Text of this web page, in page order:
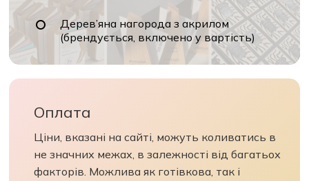
Дерев’яна нагорода з акрилом
(брендується, включено у вартість)
Оплата
Ціни, вказані на сайті, можуть коливатись в
не значних межах, в залежності від багатьох
факторів. Можлива як готівкова, так і